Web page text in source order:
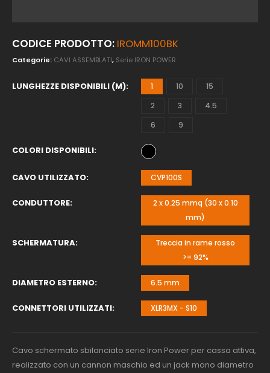
CODICE PRODOTTO: IROMM100BK
Categorie: CAVI ASSEMBLATI, Serie IRON POWER
LUNGHEZZE DISPONIBILI (M) 1 10
15
2
3
4.5
6
9
COLORI DISPONIBILI
CAVO UTILIZZATO CVP100S
CONDUTTORE
2 x 0.25 mmq (30 x 0.10
mm)
SCHERMATURA
Treccia in rame rosso
>= 92%
DIAMETRO ESTERNO 6.5 mm
CONNETTORI UTILIZZATI XLR3MX - S10
Cavo schermato sbilanciato serie Iron Power per cassa attiva,
realizzato con un cannon maschio ed un jack mono diametro